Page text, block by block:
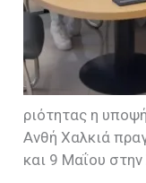
ριότητας η
Ανθή Χαλκιά
και 9 Μαΐου στην